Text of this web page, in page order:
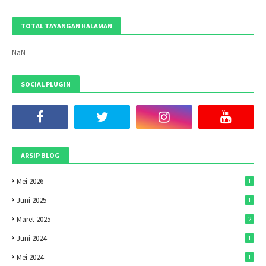
TOTAL TAYANGAN HALAMAN
NaN
SOCIAL PLUGIN
ARSIP BLOG
Mei 2026 1
Juni 2025 1
Maret 2025 2
Juni 2024 1
Mei 2024 1